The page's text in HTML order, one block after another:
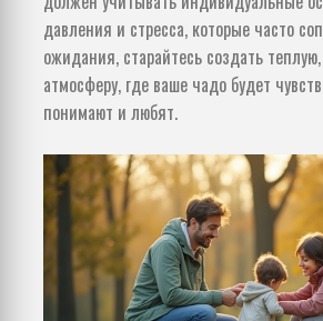
давления и стресса, которые часто
ожидания, старайтесь создать
атмосферу, где ваше чадо будет
понимают и любят.